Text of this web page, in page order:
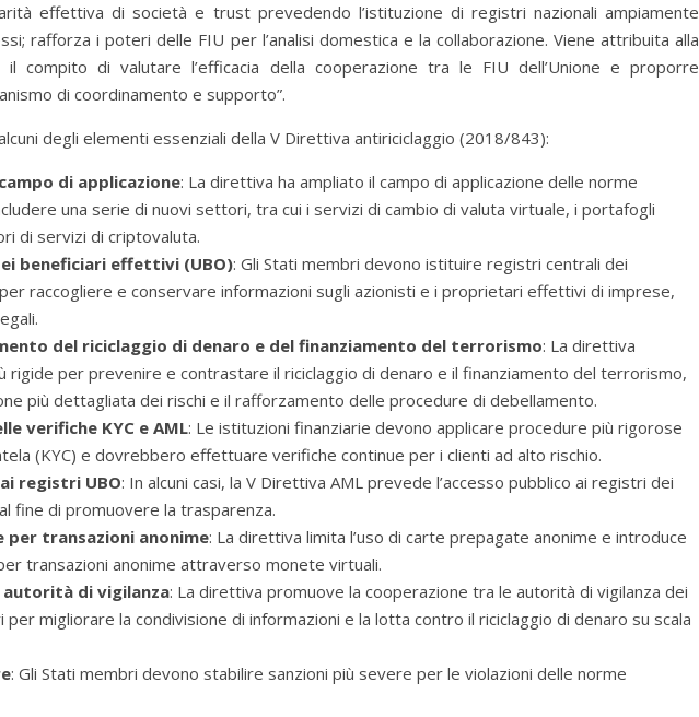
effettiva di società e trust prevedendo l’istituzione di registri nazionali ampiamente
rafforza i poteri delle FIU per l’analisi domestica e la collaborazione. Viene attribuita alla
il compito di valutare l’efficacia della cooperazione tra le FIU dell’Unione e proporre
di coordinamento e supporto”.
degli elementi essenziali della V Direttiva antiriciclaggio (2018/843):
di applicazione: La direttiva ha ampliato il campo di applicazione delle norme
una serie di nuovi settori, tra cui i servizi di cambio di valuta virtuale, i portafogli
di servizi di criptovaluta.
beneficiari effettivi (UBO): Gli Stati membri devono istituire registri centrali dei
raccogliere e conservare informazioni sugli azionisti e i proprietari effettivi di imprese,
del riciclaggio di denaro e del finanziamento del terrorismo: La direttiva
rigide per prevenire e contrastare il riciclaggio di denaro e il finanziamento del terrorismo,
più dettagliata dei rischi e il rafforzamento delle procedure di debellamento.
verifiche KYC e AML: Le istituzioni finanziarie devono applicare procedure più rigorose
(KYC) e dovrebbero effettuare verifiche continue per i clienti ad alto rischio.
registri UBO: In alcuni casi, la V Direttiva AML prevede l’accesso pubblico ai registri dei
fine di promuovere la trasparenza.
per transazioni anonime: La direttiva limita l’uso di carte prepagate anonime e introduce
transazioni anonime attraverso monete virtuali.
di vigilanza: La direttiva promuove la cooperazione tra le autorità di vigilanza dei
migliorare la condivisione di informazioni e la lotta contro il riciclaggio di denaro su scala
: Gli Stati membri devono stabilire sanzioni più severe per le violazioni delle norme